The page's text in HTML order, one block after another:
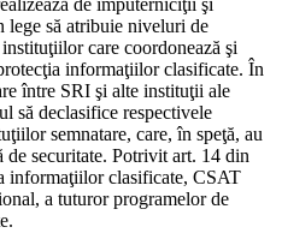
de împuterniciţii şi
să atribuie niveluri de
care coordonează şi
informaţiilor clasificate. În
între SRI şi alte instituţii ale
să declasifice respectivele
semnatare, care, în speţă, au
de securitate. Potrivit art. 14 din
informaţiilor clasificate, CSAT
a tuturor programelor de